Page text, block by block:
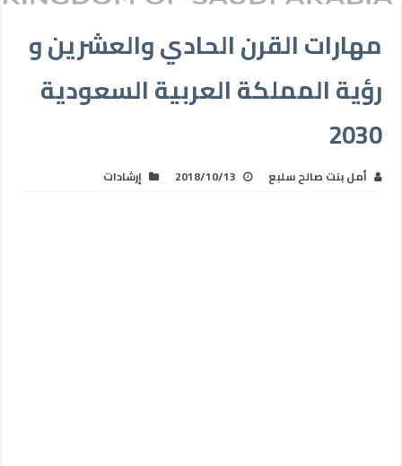
مهارات القرن الحادي والعشرين و
رؤية المملكة العربية السعودية
2030
أمل بنت صالح سلبع 2018/10/13 إرشادات